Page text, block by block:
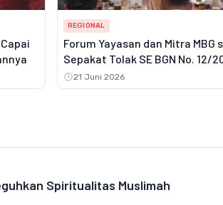
REGIONAL
Forum Yayasan dan Mitra MBG
Sepakat Tolak SE BGN No. 12/
21 Juni 2026
Spiritualitas Muslimah